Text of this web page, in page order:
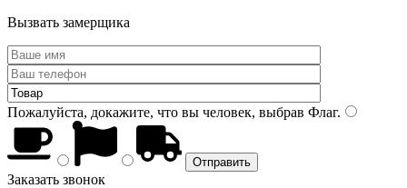
Вызвать замерщика
Пожалуйста, докажите, что вы человек, выбрав Флаг.
Заказать звонок